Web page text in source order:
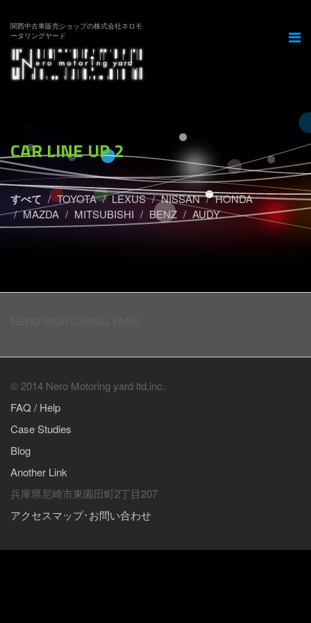
関西中古車販売ショップの株式会社ネロモ
ータリングヤード
CAR LINE UP 2
すべて TOYOTA LEXUS NISSAN
HONDA
MAZDA
MITSUBISHI BENZ AUDY
NERO MORTORING YARD
© 2014 Nero Motoring yard ltd,inc.
FAQ / Help
Case Studies
Blog
Another Link
兵庫県尼崎市東園田町2丁目207
アクセスマップ･お問い合わせ